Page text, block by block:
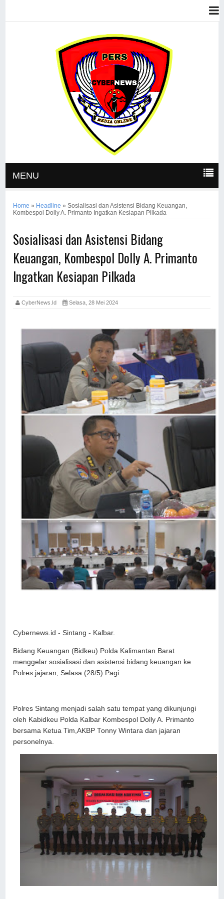
MENU
Home » Headline »Sosialisasi dan Asistensi Bidang Keuangan,
Kombespol Dolly A. Primanto Ingatkan Kesiapan Pilkada
Sosialisasi dan Asistensi Bidang
Keuangan, Kombespol Dolly A. Primanto
Ingatkan Kesiapan Pilkada
CyberNews.id Selasa, 28 Mei 2024
Cybernews.id - Sintang - Kalbar.
Bidang Keuangan (Bidkeu) Polda Kalimantan Barat
menggelar sosialisasi dan asistensi bidang keuangan ke
Polres jajaran, Selasa (28/5) Pagi.
Polres Sintang menjadi salah satu tempat yang dikunjungi
oleh Kabidkeu Polda Kalbar Kombespol Dolly A. Primanto
bersama Ketua Tim,AKBP Tonny Wintara dan jajaran
personelnya.